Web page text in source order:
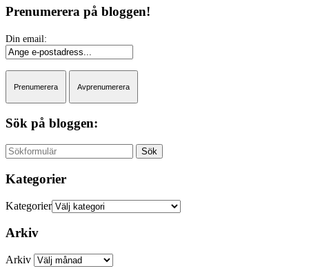
Prenumerera på bloggen!
Sök på bloggen:
Sök
Kategorier
Kategorier
Arkiv
Arkiv